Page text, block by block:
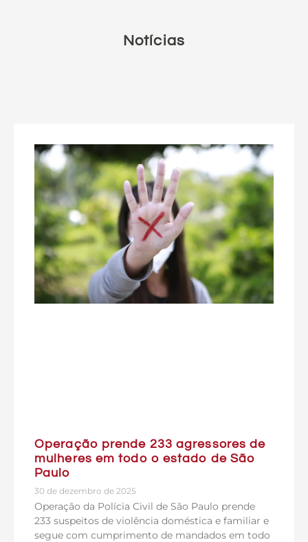
Notícias
Operação prende 233 agressores de
mulheres em todo o estado de São
Paulo
30 de dezembro de 2025
Operação da Polícia Civil de São Paulo prende
233 suspeitos de violência doméstica e familiar e
segue com cumprimento de mandados em todo